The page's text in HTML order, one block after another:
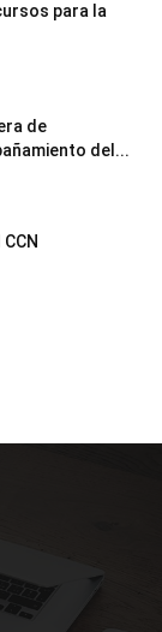
para la
de
del...